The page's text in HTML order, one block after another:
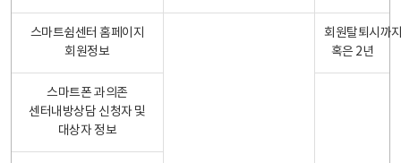
스마트쉼센터 홈페이지
회원정보
회원탈퇴시까
혹은 2년
스마트폰 과의존
센터내방상담 신청자 및
대상자 정보